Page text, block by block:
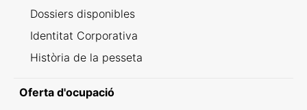
Dossiers disponibles
Identitat Corporativa
Història de la pesseta
Oferta d'ocupació